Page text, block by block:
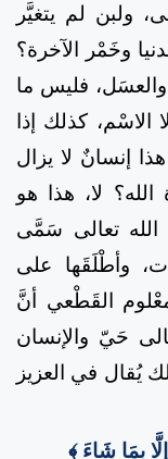
ولبن لم يتغيَّر
وخَمْر الآخرة؟
والعسَل، فليس ما
الاسْم، كذلك إذا
إنسانٌ لا يزال
لا، هذا هو
الله تعالى سَمَّى
وأطْلَقَها على
القَطْعي أنَّ
حَيّ والإنسان
يُقال في العزيز
بِمَا شَاءَ ﴾